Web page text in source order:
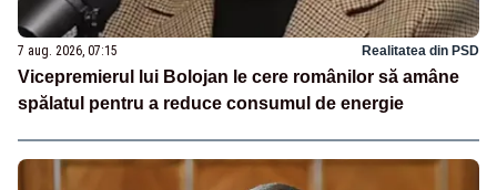
7 aug. 2026, 07:15 Realitatea din PSD
Vicepremierul lui Bolojan le cere românilor să amâne
spălatul pentru a reduce consumul de energie